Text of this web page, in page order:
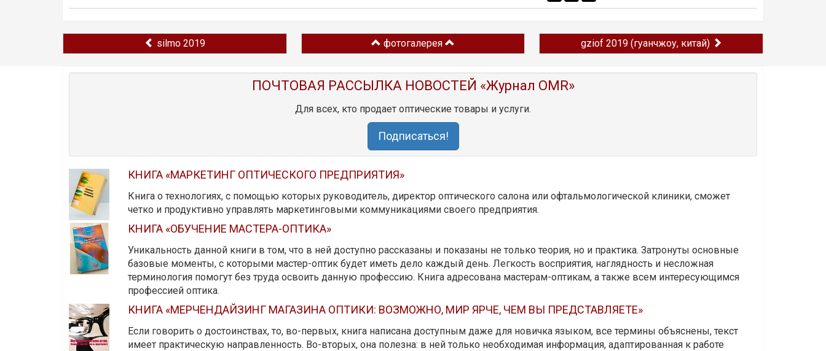
silmo 2019 фотогалерея gziof 2019 (гуанчжоу, китай)
ПОЧТОВАЯ РАССЫЛКА НОВОСТЕЙ «Журнал OMR»
Для всех, кто продает оптические товары и услуги.
Подписаться!
КНИГА «МАРКЕТИНГ ОПТИЧЕСКОГО ПРЕДПРИЯТИЯ»
Книга о технологиях, с помощью которых руководитель, директор оптического салона или офтальмологической клиники, сможет
четко и продуктивно управлять маркетинговыми коммуникациями своего предприятия.
КНИГА «ОБУЧЕНИЕ МАСТЕРА-ОПТИКА»
Уникальность данной книги в том, что в ней доступно рассказаны и показаны не только теория, но и практика. Затронуты основные
базовые моменты, с которыми мастер-оптик будет иметь дело каждый день. Легкость восприятия, наглядность и несложная
терминология помогут без труда освоить данную профессию. Книга адресована мастерам-оптикам, а также всем интересующимся
профессией оптика.
КНИГА «МЕРЧЕНДАЙЗИНГ МАГАЗИНА ОПТИКИ: ВОЗМОЖНО, МИР ЯРЧЕ, ЧЕМ ВЫ ПРЕДСТАВЛЯЕТЕ»
Если говорить о достоинствах, то, во-первых, книга написана доступным даже для новичка языком, все термины объяснены, текст
имеет практическую направленность. Во-вторых, она полезна: в ней только необходимая информация, адаптированная к работе